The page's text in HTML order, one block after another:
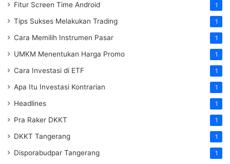
Fitur Screen Time Android 1
Tips Sukses Melakukan Trading 1
Cara Memilih Instrumen Pasar 1
UMKM Menentukan Harga Promo 1
Cara Investasi di ETF 1
Apa Itu Investasi Kontrarian 1
Headlines 1
Pra Raker DKKT 1
DKKT Tangerang 1
Disporabudpar Tangerang 1